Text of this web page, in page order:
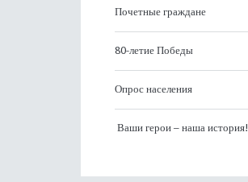
Почетные граждане
80-летие Победы
Опрос населения
Ваши герои – наша история!